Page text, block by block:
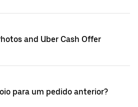
and Uber Cash Offer
para um pedido anterior?